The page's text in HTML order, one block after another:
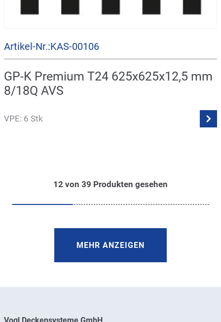
Artikel-Nr.:KAS-00106
GP-K Premium T24 625x625x12,5 mm
8/18Q AVS
VPE: 6 Stk
12 von 39 Produkten gesehen
MEHR ANZEIGEN